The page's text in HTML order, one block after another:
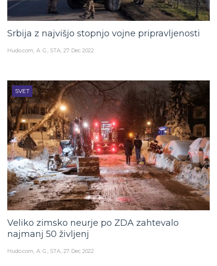
Srbija z najvišjo stopnjo vojne pripravljenosti
Hudo.com A. G., STA 27. Dec 2022
SVET
Veliko zimsko neurje po ZDA zahtevalo
najmanj 50 življenj
Hudo.com A. G., STA 27. Dec 2022